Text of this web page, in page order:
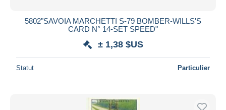
5802"SAVOIA MARCHETTI S-79 BOMBER-WILLS'S
CARD N° 14-SET SPEED"
± 1,38 $US
Statut Particulier